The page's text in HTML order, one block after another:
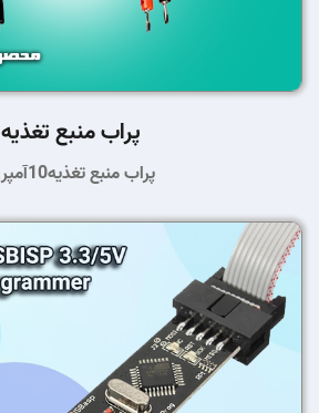
پراب منبع تغذیه
پراب منبع تغذیه10آمپری